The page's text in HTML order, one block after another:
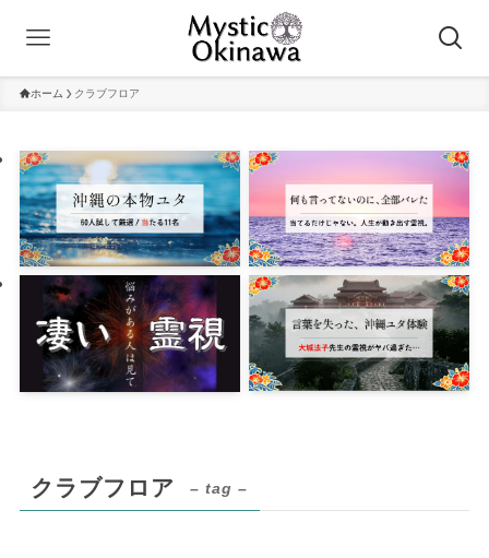
ホーム クラブフロア
クラブフロア – tag –